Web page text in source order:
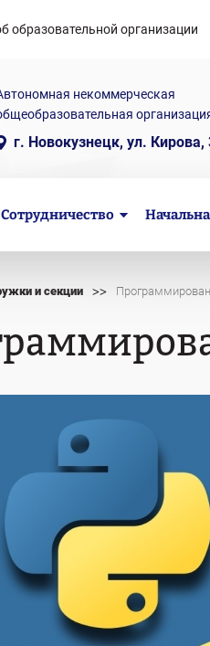
образовательной организации
некоммерческая
г. Новокузнецк, ул. Кирова,
Сотрудничество
и секции >>